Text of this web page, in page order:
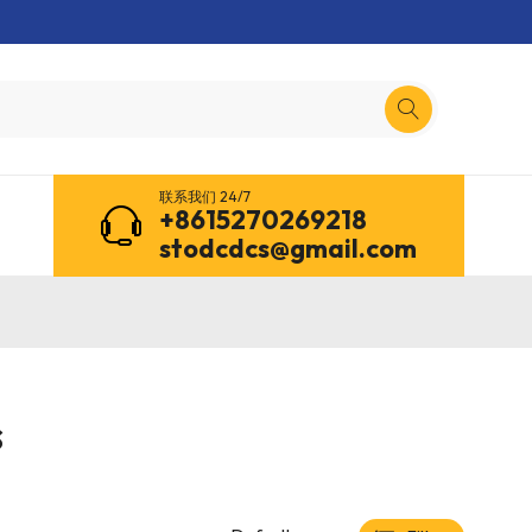
联系我们 24/7
+8615270269218
stodcdcs@gmail.com